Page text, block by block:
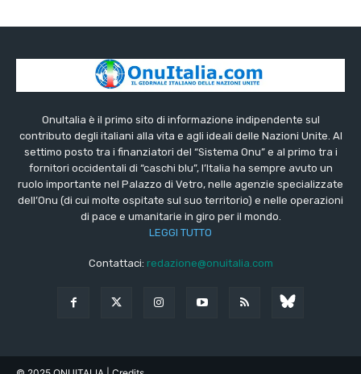
OnuItalia è il primo sito di informazione indipendente sul
contributo degli italiani alla vita e agli ideali delle Nazioni Unite. Al
settimo posto tra i finanziatori del “Sistema Onu” e al primo tra i
fornitori occidentali di “caschi blu”, l’Italia ha sempre avuto un
ruolo importante nel Palazzo di Vetro, nelle agenzie specializzate
dell’Onu (di cui molte ospitate sul suo territorio) e nelle operazioni
di pace e umanitarie in giro per il mondo.
LEGGI TUTTO
Contattaci: redazione@onuitalia.com